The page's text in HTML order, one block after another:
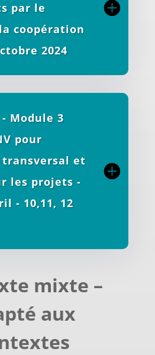
par le
coopération
2024
Module 3
pour
transversal et
les projets -
- 10,11, 12
mixte –
aux